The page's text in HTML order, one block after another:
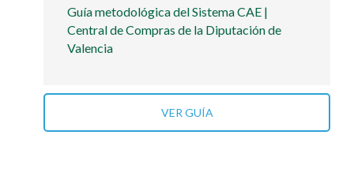
Guía metodológica del Sistema CAE |
Central de Compras de la Diputación de
Valencia
VER GUÍA